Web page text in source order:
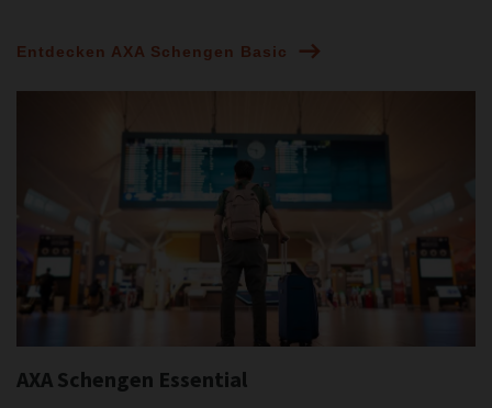
Entdecken AXA Schengen Basic
AXA Schengen Essential